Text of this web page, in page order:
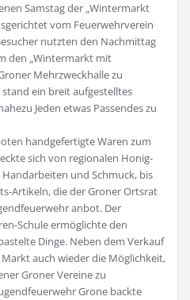
Samstag der „Wintermarkt
vom Feuerwehrverein
nutzten den Nachmittag
den „Wintermarkt mit
Mehrzweckhalle zu
ein breit aufgestelltes
Jeden etwas Passendes zu
handgefertigte Waren zum
sich von regionalen Honig-
und Schmuck, bis
Artikeln, die der Groner Ortsrat
anbot. Der
Schule ermöglichte den
Dinge. Neben dem Verkauf
auch wieder die Möglichkeit,
Groner Vereine zu
Grone backte